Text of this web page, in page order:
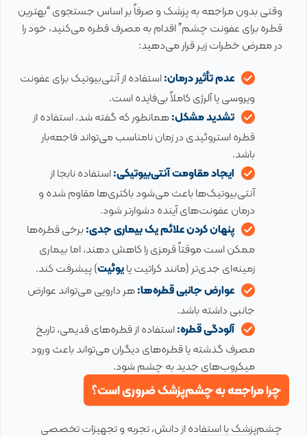
وقتی بدون مراجعه به پزشک و صرفاً بر اساس جستجوی “بهترین
قطره برای عفونت چشم” اقدام به مصرف قطره می‌کنید، خود را
در معرض خطرات زیر قرار می‌دهید:
عدم تأثیر درمان:استفاده از آنتی‌بیوتیک برای عفونت
ویروسی یا آلرژی کاملاً بی‌فایده است.
تشدید مشکل:همانطور که گفته شد، استفاده از
قطره استروئیدی در زمان نامناسب می‌تواند فاجعه‌بار
باشد.
ایجاد مقاومت آنتی‌بیوتیکی:استفاده نابجا از
آنتی‌بیوتیک‌ها باعث می‌شود باکتری‌ها مقاوم شده و
درمان عفونت‌های آینده دشوارتر شود.
پنهان کردن علائم یک بیماری جدی:برخی قطره‌ها
ممکن است موقتاً قرمزی را کاهش دهند، اما بیماری
زمینه‌ای جدی‌تر (مانند کراتیت یایوئیت) پیشرفت کند.
عوارض جانبی قطره‌ها:هر دارویی می‌تواند عوارض
جانبی داشته باشد.
آلودگی قطره:استفاده از قطره‌های قدیمی، تاریخ
مصرف گذشته یا قطره‌های دیگران می‌تواند باعث ورود
میکروب‌های جدید به چشم شود.
چرا مراجعه به چشم‌پزشک ضروری است؟
چشم‌پزشک با استفاده از دانش، تجربه و تجهیزات تخصصی